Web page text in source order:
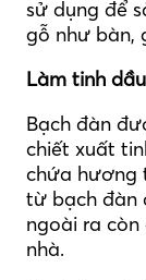
sử dụng để
gỗ như bàn,
Làm tinh
Bạch đàn
chiết xuất
chứa hương
từ bạch đàn
ngoài ra
nhà.